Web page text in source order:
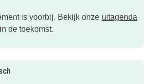
Tof uitje tijdens de Tweede Paasdag!
al het shoppen? Je kunt er ook terecht
uur.
op de Tramkade, Den Bosch
is voorbij. Bekijk onze uitagenda
de toekomst.